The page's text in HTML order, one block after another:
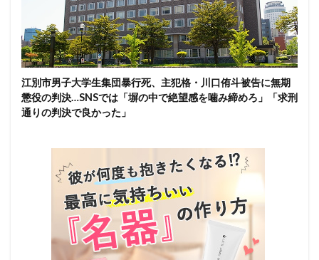
江別市男子大学生集団暴行死、主犯格・川口侑斗被告に無期
懲役の判決…SNSでは「塀の中で絶望感を噛み締めろ」「求刑
通りの判決で良かった」